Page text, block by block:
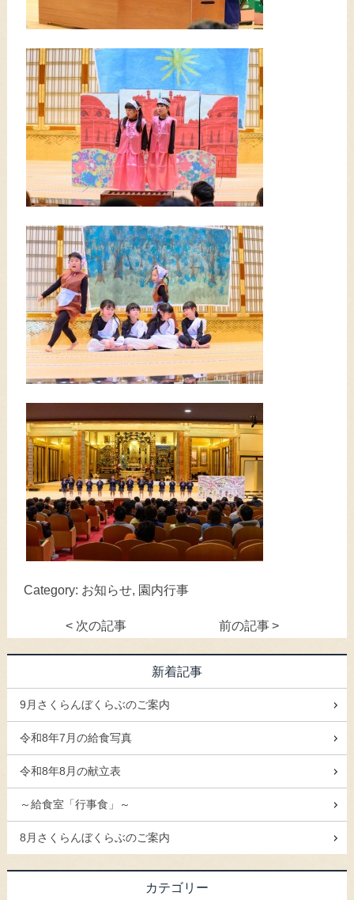
Category: お知らせ, 園内行事
< 次の記事 前の記事 >
新着記事
9月さくらんぼくらぶのご案内
令和8年7月の給食写真
令和8年8月の献立表
～給食室「行事食」～
8月さくらんぼくらぶのご案内
カテゴリー